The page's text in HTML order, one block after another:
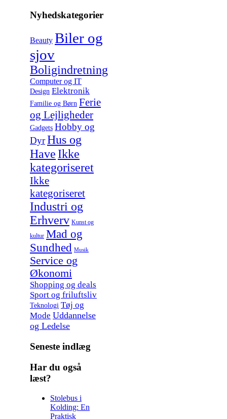
Nyhedskategorier
Beauty Biler og
sjov
Boligindretning
Computer og IT
Design Elektronik
Familie og Børn Ferie
og Lejligheder
Gadgets Hobby og
DyrHus og
Have Ikke
kategoriseret
Ikke
kategoriseret
Industri og
Erhverv Kunst og
kultur Mad og
Sundhed Musik
Service og
Økonomi
Shopping og deals
Sport og friluftsliv
Teknologi Tøj og
Mode Uddannelse
og Ledelse
Seneste indlæg
Har du også
læst?
Stolebus i
Kolding: En
Praktisk